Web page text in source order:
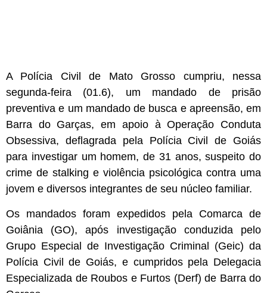
A Polícia Civil de Mato Grosso cumpriu, nessa
segunda-feira (01.6), um mandado de prisão
preventiva e um mandado de busca e apreensão, em
Barra do Garças, em apoio à Operação Conduta
Obsessiva, deflagrada pela Polícia Civil de Goiás
para investigar um homem, de 31 anos, suspeito do
crime de stalking e violência psicológica contra uma
jovem e diversos integrantes de seu núcleo familiar.
Os mandados foram expedidos pela Comarca de
Goiânia (GO), após investigação conduzida pelo
Grupo Especial de Investigação Criminal (Geic) da
Polícia Civil de Goiás, e cumpridos pela Delegacia
Especializada de Roubos e Furtos (Derf) de Barra do